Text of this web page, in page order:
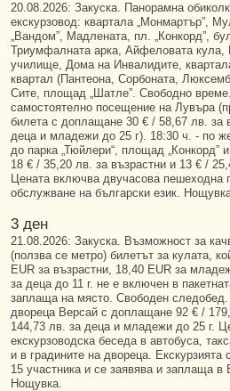
20.08.2026: Закуска. Панорамна
екскурзовод: квартала „Монмартър”,
„Вандом”, Мадлената, пл. „Конкорд”,
Триумфалната арка, Айфеловата кула,
училище, Дома на Инвалидите,
квартал (Пантеона, Сорбоната,
Сите, площад „Шатле”. Свободно
самостоятелно посещение на Лувъра
билета с доплащане 30 € / 58,67 лв. за
деца и младежи до 25 г). 18:30 ч. - по
до парка „Тюйлери“, площад „Конкорд”
18 € / 35,20 лв. за възрастни и 13 € /
Цената включва двучасова пешеходна
обслужване на български език.
3 ден
21.08.2026: Закуска. Възможност за
(ползва се метро) билетът за кулата,
EUR за възрастни, 18,40 EUR за
за деца до 11 г. не е включен в
заплаща на място. Свободен
двореца Версай с доплащане 92 € /
144,73 лв. за деца и младежи до 25 г.
екскурзоводска беседа в автобуса,
и в градините на двореца. Екскурзията
15 участника и се заявява и заплаща в
Нощувка.